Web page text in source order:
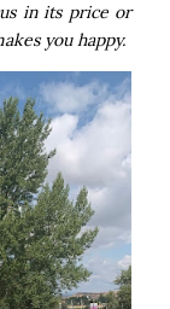
in its price or
you happy.